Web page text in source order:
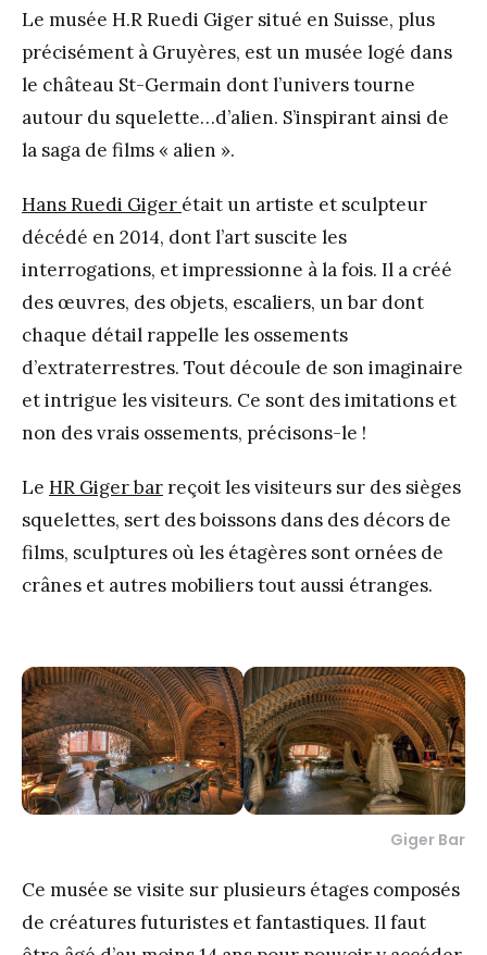
Le musée H.R Ruedi Giger situé en Suisse, plus
précisément à Gruyères, est un musée logé dans
le château St-Germain dont l’univers tourne
autour du squelette…d’alien. S’inspirant ainsi de
la saga de films « alien ».
Hans Ruedi Giger était un artiste et sculpteur
décédé en 2014, dont l’art suscite les
interrogations, et impressionne à la fois. Il a créé
des œuvres, des objets, escaliers, un bar dont
chaque détail rappelle les ossements
d’extraterrestres. Tout découle de son imaginaire
et intrigue les visiteurs. Ce sont des imitations et
non des vrais ossements, précisons-le !
Le HR Giger barreçoit les visiteurs sur des sièges
squelettes, sert des boissons dans des décors de
films, sculptures où les étagères sont ornées de
crânes et autres mobiliers tout aussi étranges.
Giger Bar
Ce musée se visite sur plusieurs étages composés
de créatures futuristes et fantastiques. Il faut